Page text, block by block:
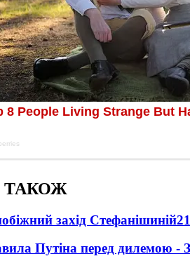
ТАКОЖ
захід Стефанішиній
Путіна перед дилемою -